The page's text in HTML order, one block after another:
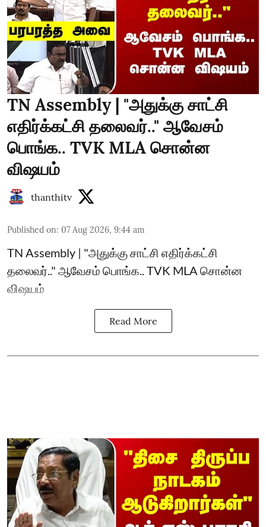
TN Assembly | "அதுக்கு சாட்சி
எதிர்க்கட்சி தலைவர்.." ஆவேசம்
பொங்க.. TVK MLA சொன்ன
விஷயம்
thanthitv
Published on: 07 Aug 2026, 9:44 am
TN Assembly | "அதுக்கு சாட்சி எதிர்க்கட்சி
தலைவர்.." ஆவேசம் பொங்க.. TVK MLA சொன்ன
விஷயம்
Read More